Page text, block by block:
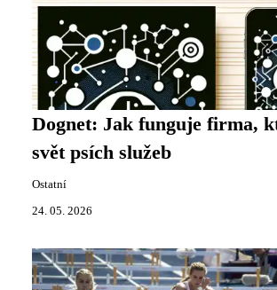
Dognet: Jak funguje firma,
svět psích služeb
Ostatní
24. 05. 2026